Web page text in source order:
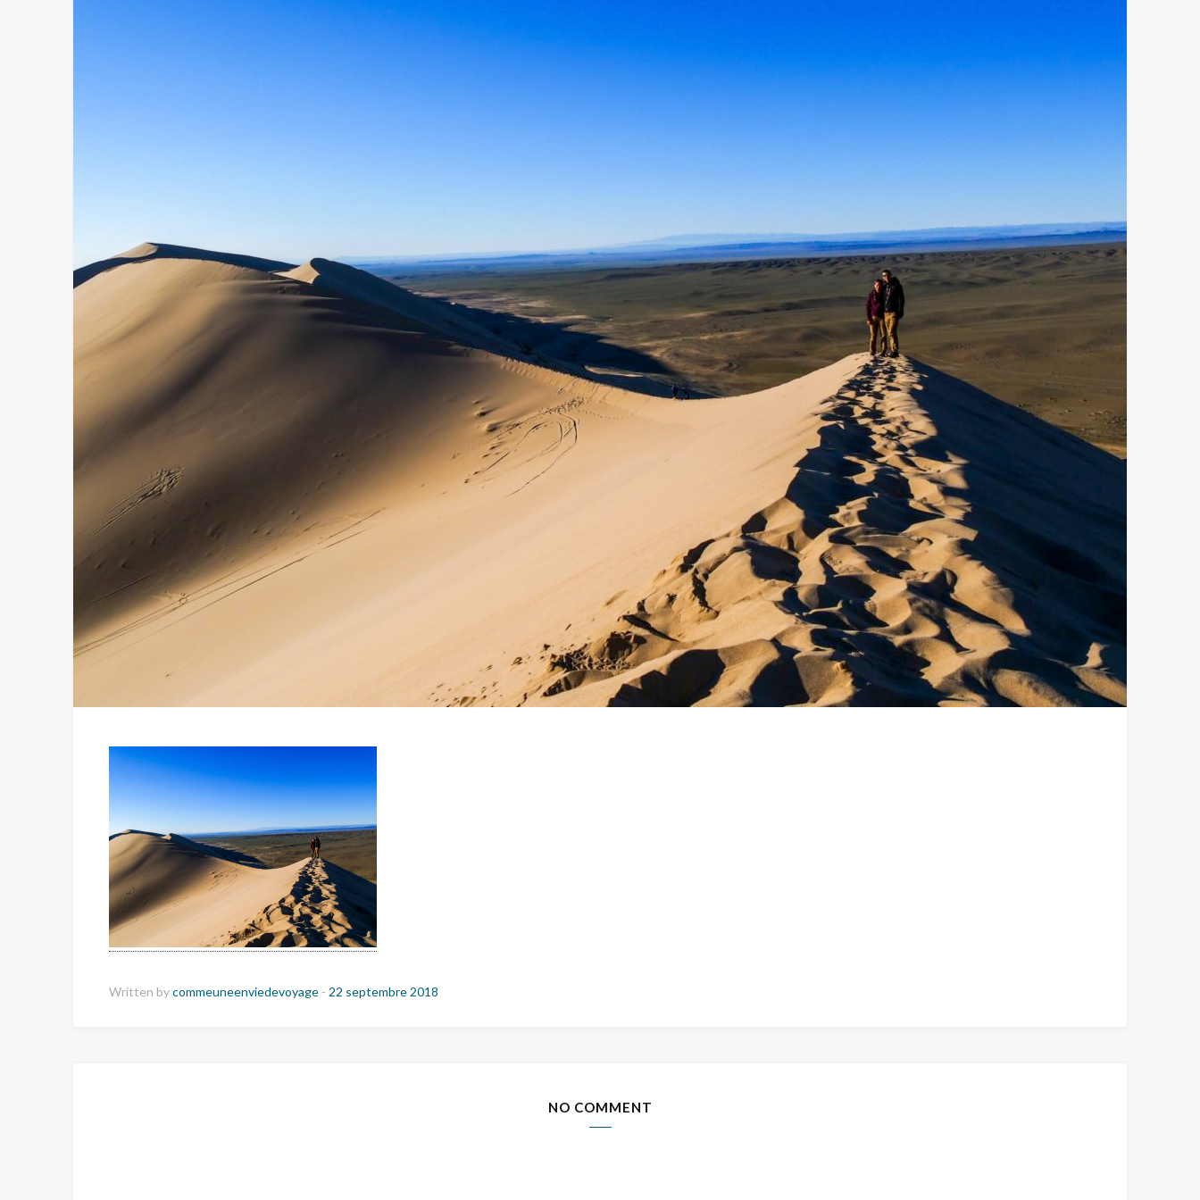
Written bycommeuneenviedevoyage - 22 septembre 2018
NO COMMENT